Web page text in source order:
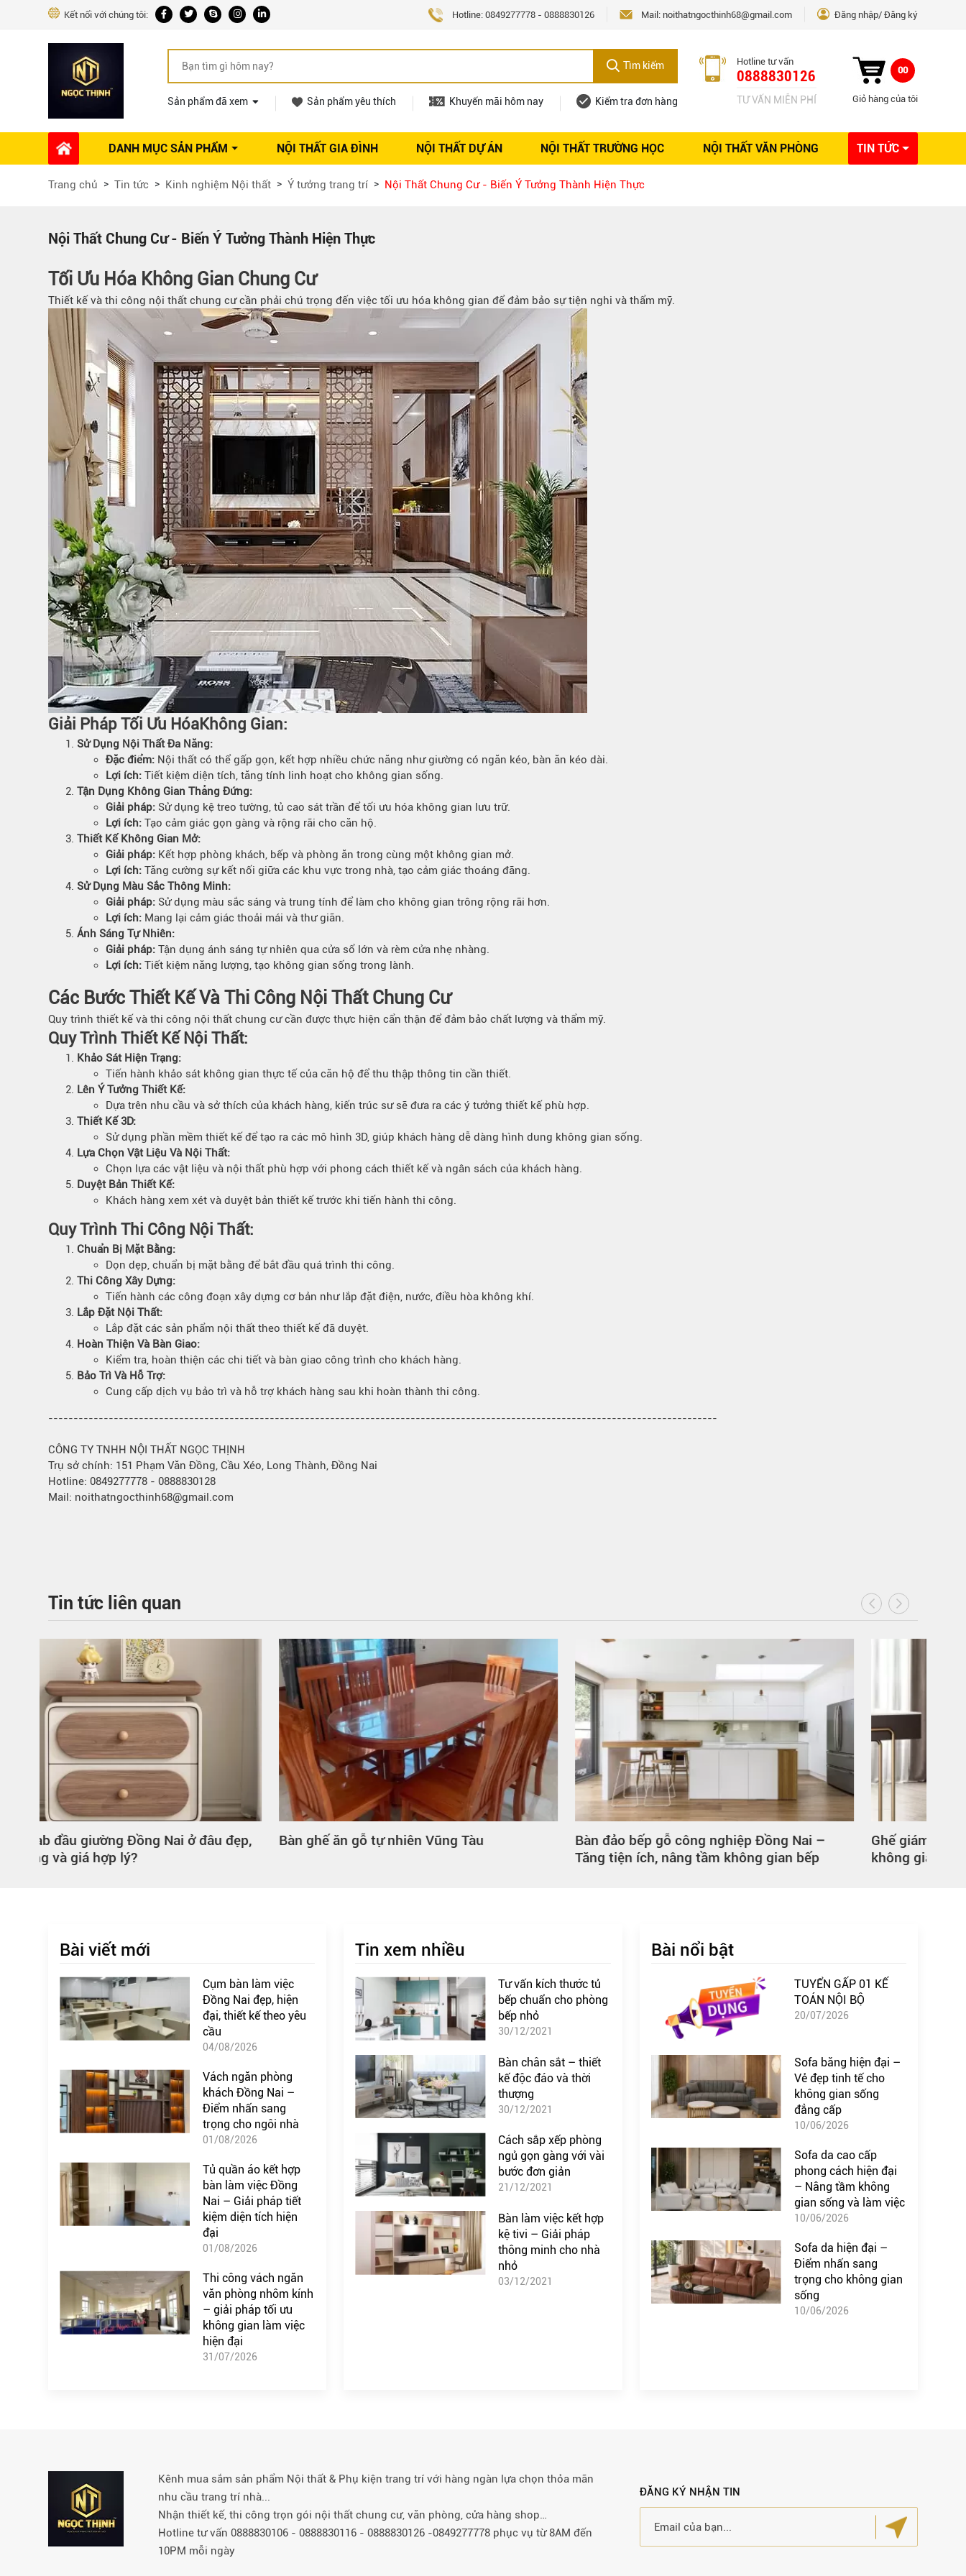
Kết nối với chúng tôi: Hotline: 0849277778 - 0888830126 Mail: noithatngocthinh68@gmail.com Đăng nhập Đăng ký
Tìm kiếm
Sản phẩm đã xem Sản phẩm yêu thích Khuyến mãi hôm nay Kiểm tra đơn hàng
Hotline tư vấn
0888830126
TƯ VẤN MIỄN PHÍ
00
Giỏ hàng của tôi
DANH MỤC SẢN PHẨM
Phụ kiện Nội thất
Ổ khóa tủ
Máy hút mùi
Phụ kiện tủ áo
Phụ kiện tủ bếp trên
Thùng đựng gạo
Bếp từ-Bếp hồng ngoại
Chậu rửa bát
Ray trượt – bản lề – tay nắm cửa
Phụ kiện tủ bếp dưới
Giá để bát đĩa đa năng
Giá để dao thớt
Kệ để chất tẩy rửa
Kệ gia vị
Kệ góc liên hoàn
NỘI THẤT GIA ĐÌNH NỘI THẤT DỰ ÁN NỘI THẤT TRƯỜNG HỌC NỘI THẤT VĂN PHÒNG TIN TỨC
Dự án thi công Báo giá Nội thất Tuyển dụng
Trang chủ Tin tức Kinh nghiệm Nội thất Ý tưởng trang trí Nội Thất Chung Cư - Biến Ý Tưởng Thành Hiện Thực
Nội Thất Chung Cư - Biến Ý Tưởng Thành Hiện Thực
Tối Ưu Hóa Không Gian Chung Cư
Thiết kế và thi công nội thất chung cư cần phải chú trọng đến việc tối ưu hóa không gian để đảm bảo sự tiện nghi và thẩm mỹ.
Giải Pháp Tối Ưu HóaKhông Gian:
Sử Dụng Nội Thất Đa Năng:
Đặc điểm: Nội thất có thể gấp gọn, kết hợp nhiều chức năng như giường có ngăn kéo, bàn ăn kéo dài.
Lợi ích: Tiết kiệm diện tích, tăng tính linh hoạt cho không gian sống.
Tận Dụng Không Gian Thẳng Đứng:
Giải pháp: Sử dụng kệ treo tường, tủ cao sát trần để tối ưu hóa không gian lưu trữ.
Lợi ích: Tạo cảm giác gọn gàng và rộng rãi cho căn hộ.
Thiết Kế Không Gian Mở:
Giải pháp: Kết hợp phòng khách, bếp và phòng ăn trong cùng một không gian mở.
Lợi ích: Tăng cường sự kết nối giữa các khu vực trong nhà, tạo cảm giác thoáng đãng.
Sử Dụng Màu Sắc Thông Minh:
Giải pháp: Sử dụng màu sắc sáng và trung tính để làm cho không gian trông rộng rãi hơn.
Lợi ích: Mang lại cảm giác thoải mái và thư giãn.
Ánh Sáng Tự Nhiên:
Giải pháp: Tận dụng ánh sáng tự nhiên qua cửa sổ lớn và rèm cửa nhẹ nhàng.
Lợi ích: Tiết kiệm năng lượng, tạo không gian sống trong lành.
Các Bước Thiết Kế Và Thi Công Nội Thất Chung Cư
Quy trình thiết kế và thi công nội thất chung cư cần được thực hiện cẩn thận để đảm bảo chất lượng và thẩm mỹ.
Quy Trình Thiết Kế Nội Thất:
Khảo Sát Hiện Trạng:
Tiến hành khảo sát không gian thực tế của căn hộ để thu thập thông tin cần thiết.
Lên Ý Tưởng Thiết Kế:
Dựa trên nhu cầu và sở thích của khách hàng, kiến trúc sư sẽ đưa ra các ý tưởng thiết kế phù hợp.
Thiết Kế 3D:
Sử dụng phần mềm thiết kế để tạo ra các mô hình 3D, giúp khách hàng dễ dàng hình dung không gian sống.
Lựa Chọn Vật Liệu Và Nội Thất:
Chọn lựa các vật liệu và nội thất phù hợp với phong cách thiết kế và ngân sách của khách hàng.
Duyệt Bản Thiết Kế:
Khách hàng xem xét và duyệt bản thiết kế trước khi tiến hành thi công.
Quy Trình Thi Công Nội Thất:
Chuẩn Bị Mặt Bằng:
Dọn dẹp, chuẩn bị mặt bằng để bắt đầu quá trình thi công.
Thi Công Xây Dựng:
Tiến hành các công đoạn xây dựng cơ bản như lắp đặt điện, nước, điều hòa không khí.
Lắp Đặt Nội Thất:
Lắp đặt các sản phẩm nội thất theo thiết kế đã duyệt.
Hoàn Thiện Và Bàn Giao:
Kiểm tra, hoàn thiện các chi tiết và bàn giao công trình cho khách hàng.
Bảo Trì Và Hỗ Trợ:
Cung cấp dịch vụ bảo trì và hỗ trợ khách hàng sau khi hoàn thành thi công.
-------------------------------------------------------------------------------------------------------------------------------------
CÔNG TY TNHH NỘI THẤT NGỌC THỊNH
Trụ sở chính: 151 Phạm Văn Đồng, Cầu Xéo, Long Thành, Đồng Nai
Hotline: 0849277778 - 0888830128
Mail: noithatngocthinh68@gmail.com
Tin tức liên quan
Bàn ghế ăn gỗ tự nhiên Vũng Tàu
Bàn đảo bếp gỗ công nghiệp Đồng Nai –
Tăng tiện ích, nâng tầm không gian bếp
Ghế giám đốc đẹp tại Đồng Nai – Nâng tầm
không gian làm việc với lựa chọn phù hợp
Bài viết mới
Cụm bàn làm việc
Đồng Nai đẹp, hiện
đại, thiết kế theo yêu
cầu
04/08/2026
Vách ngăn phòng
khách Đồng Nai –
Điểm nhấn sang
trọng cho ngôi nhà
01/08/2026
Tủ quần áo kết hợp
bàn làm việc Đồng
Nai – Giải pháp tiết
kiệm diện tích hiện
đại
01/08/2026
Thi công vách ngăn
văn phòng nhôm kính
– giải pháp tối ưu
không gian làm việc
hiện đại
31/07/2026
Tin xem nhiều
Tư vấn kích thước tủ
bếp chuẩn cho phòng
bếp nhỏ
30/12/2021
Bàn chân sắt – thiết
kế độc đáo và thời
thượng
30/12/2021
Cách sắp xếp phòng
ngủ gọn gàng với vài
bước đơn giản
21/12/2021
Bàn làm việc kết hợp
kệ tivi – Giải pháp
thông minh cho nhà
nhỏ
03/12/2021
Bài nổi bật
TUYỂN GẤP 01 KẾ
TOÁN NỘI BỘ
20/07/2026
Sofa băng hiện đại –
Vẻ đẹp tinh tế cho
không gian sống
đẳng cấp
10/06/2026
Sofa da cao cấp
phong cách hiện đại
– Nâng tầm không
gian sống và làm việc
10/06/2026
Sofa da hiện đại –
Điểm nhấn sang
trọng cho không gian
sống
10/06/2026
Kênh mua sắm sản phẩm Nội thất & Phụ kiện trang trí với hàng ngàn lựa chọn thỏa mãn
nhu cầu trang trí nhà...
Nhận thiết kế, thi công trọn gói nội thất chung cư, văn phòng, cửa hàng shop…
Hotline tư vấn 0888830106 - 0888830116 - 0888830126 -0849277778 phục vụ từ 8AM đến
10PM mỗi ngày
ĐĂNG KÝ NHẬN TIN